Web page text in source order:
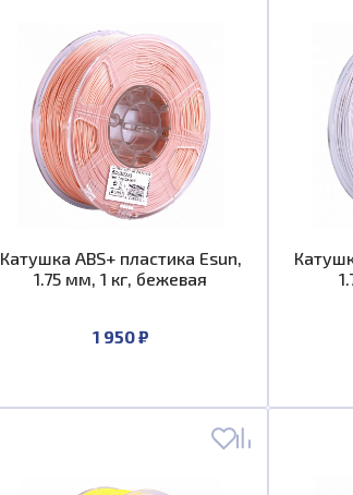
Катушка ABS+ пластика Esun,
1.75 мм, 1 кг, бежевая
1 950 ₽